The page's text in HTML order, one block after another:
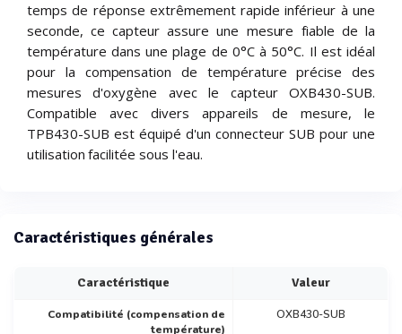
temps de réponse extrêmement rapide inférieur à une
seconde, ce capteur assure une mesure fiable de la
température dans une plage de 0°C à 50°C. Il est idéal
pour la compensation de température précise des
mesures d'oxygène avec le capteur OXB430-SUB.
Compatible avec divers appareils de mesure, le
TPB430-SUB est équipé d'un connecteur SUB pour une
utilisation facilitée sous l'eau.
Caractéristiques générales
Caractéristique Valeur
Compatibilité (compensation de
température)
OXB430-SUB